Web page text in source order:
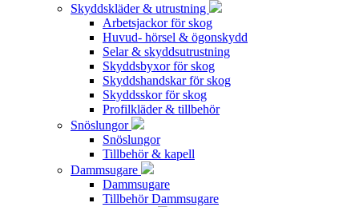
Skyddskläder & utrustning
Arbetsjackor för skog
Huvud- hörsel & ögonskydd
Selar & skyddsutrustning
Skyddsbyxor för skog
Skyddshandskar för skog
Skyddsskor för skog
Profilkläder & tillbehör
Snöslungor
Snöslungor
Tillbehör & kapell
Dammsugare
Dammsugare
Tillbehör Dammsugare